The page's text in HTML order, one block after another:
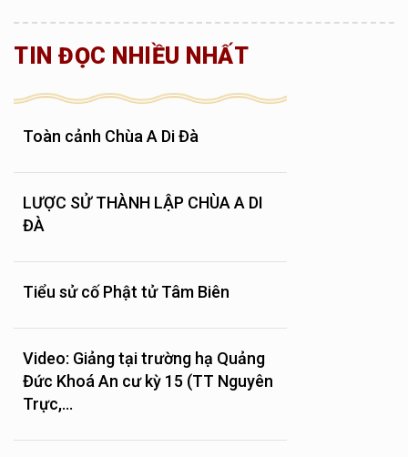
TIN ĐỌC NHIỀU NHẤT
Toàn cảnh Chùa A Di Đà
LƯỢC SỬ THÀNH LẬP CHÙA A DI
ĐÀ
Tiểu sử cố Phật tử Tâm Biên
Video: Giảng tại trường hạ Quảng
Đức Khoá An cư kỳ 15 (TT Nguyên
Trực,...